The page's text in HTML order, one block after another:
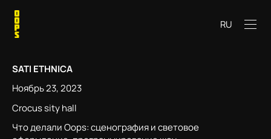
RU
SATI ETHNICA
Ноябрь 23, 2023
Crocus sity hall
Что делали Oops: сценография и световое